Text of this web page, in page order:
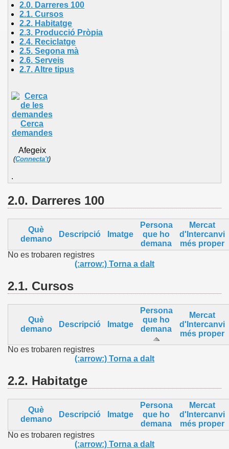
2.0. Darreres 100
2.1.Cursos
2.2. Habitatge
2.3. Producció Pròpia
2.4. Reciclatge
2.5.Segona mà
2.6.Serveis
2.7. Altre tipus
Cerca
demandes
Afegeix
(Connecta't)
.
2.0. Darreres 100
Què
demano
Descripció Imatge
Persona
que ho
demana
Mercat
d'Intercanvi
més proper
No es trobaren registres
(:arrow:) Torna a dalt
2.1. Cursos
Què
demano
Descripció Imatge
Persona
que ho
demana
Mercat
d'Intercanvi
més proper
No es trobaren registres
(:arrow:) Torna a dalt
2.2. Habitatge
Què
demano
Descripció Imatge
Persona
que ho
demana
Mercat
d'Intercanvi
més proper
No es trobaren registres
(:arrow:) Torna a dalt